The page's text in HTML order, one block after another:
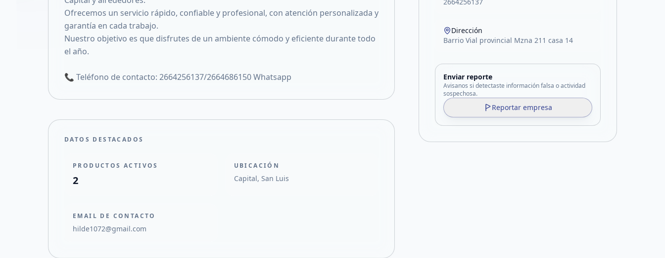
Ofrecemos un servicio rápido, confiable y profesional, con atención personalizada y
garantía en cada trabajo.
Nuestro objetivo es que disfrutes de un ambiente cómodo y eficiente durante todo
el año.
📞 Teléfono de contacto: 2664256137/2664686150 Whatsapp
DATOS DESTACADOS
PRODUCTOS ACTIVOS
2
UBICACIÓN
Capital, San Luis
EMAIL DE CONTACTO
hilde1072@gmail.com
Dirección
Barrio Vial provincial Mzna 211 casa 14
Enviar reporte
Avisanos si detectaste información falsa o actividad
sospechosa.
Reportar empresa